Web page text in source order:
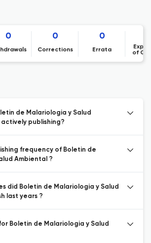
0 0
Corrections
0
Errata
of
de Malariologia y Salud
publishing?
frequency of Boletin de
Ambiental ?
did Boletin de Malariologia y Salud
last years ?
Boletin de Malariologia y Salud